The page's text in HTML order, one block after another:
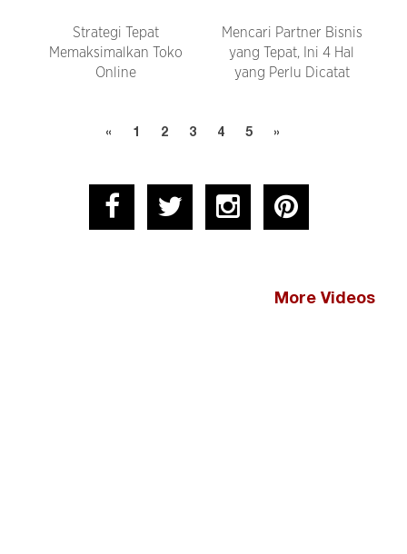
Strategi Tepat
Memaksimalkan Toko
Online
Mencari Partner Bisnis
yang Tepat, Ini 4 Hal
yang Perlu Dicatat
« 1 2 3 4 5 »
More Videos